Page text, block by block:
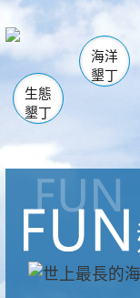
海生館
恆春
龍鑾
瓊
關山
白砂
生態
墾丁
海洋
墾丁